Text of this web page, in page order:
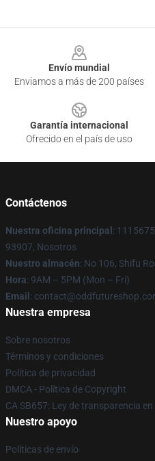
Envío mundial
Enviamos a más de 200 países
Garantía internacional
Ofrecido en el país de uso
Contáctenos
Nuestra oficina principal :
93907, Nosotros
Nuestro almacén: No 106, Shifu
Hora: 9AM – 5PM (Mon – Fri)
Email :
Nuestra empresa
Sobre nosotros
Términos y condiciones
Política de privacidad
DMCA - Política de Copyright
CA SB657: Ley de transparencia
Nuestro apoyo
Políticas de envío